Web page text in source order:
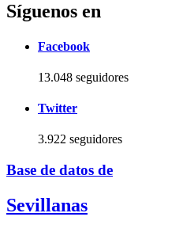
Síguenos en
Facebook
13.048 seguidores
Twitter
3.922 seguidores
Base de datos de
Sevillanas